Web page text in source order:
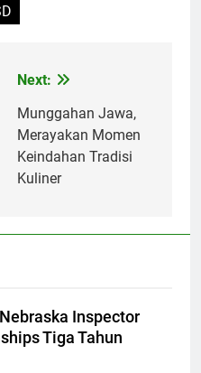
Next:
Munggahan Jawa,
Merayakan Momen
Keindahan Tradisi
Kuliner
Inspector
Tiga Tahun